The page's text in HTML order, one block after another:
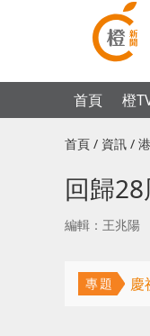
首頁 橙
首頁 / 資訊 /
回歸
編輯：王兆陽
專題 慶